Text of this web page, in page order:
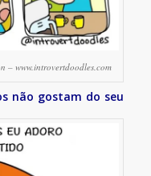
– www.introvertdoodles.com
não gostam do seu